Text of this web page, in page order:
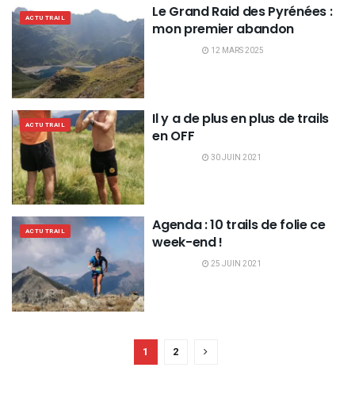
ACTU TRAIL
Le Grand Raid des Pyrénées :
mon premier abandon
12 MARS 2025
ACTU TRAIL
Il y a de plus en plus de trails
en OFF
30 JUIN 2021
ACTU TRAIL
Agenda : 10 trails de folie ce
week-end !
25 JUIN 2021
1 2